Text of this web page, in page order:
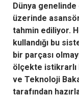
Dünya genelinde
üzerinde
tahmin ediliyor.
kullandığı bu
bir parçası
ölçekte istikrarlı
ve Teknoloji
tarafından